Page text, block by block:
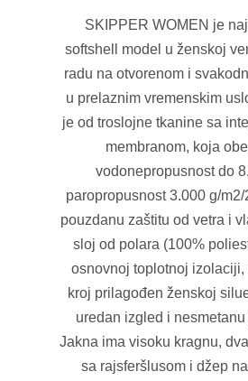
SKIPPER WOMEN je
softshell model u ženskoj
radu na otvorenom i
u prelaznim vremenskim
je od troslojne tkanine sa
membranom, koja
vodonepropusnost do
paropropusnost 3.000 g/
pouzdanu zaštitu od vetra i
sloj od polara (100%
osnovnoj toplotnoj izolaciji,
kroj prilagođen ženskoj
uredan izgled i
Jakna ima visoku kragnu,
sa rajsferšlusom i džep